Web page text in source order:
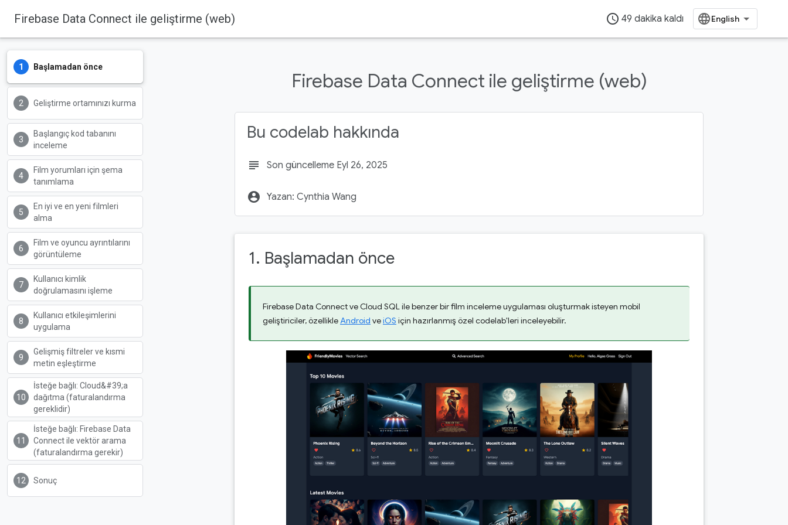
Firebase Data Connect ile geliştirme (web) access_time 49 dakika kaldı
Başlamadan önce
Geliştirme ortamınızı kurma
Başlangıç kod tabanını
inceleme
Film yorumları için şema
tanımlama
En iyi ve en yeni filmleri
alma
Film ve oyuncu ayrıntılarını
görüntüleme
Kullanıcı kimlik
doğrulamasını işleme
Kullanıcı etkileşimlerini
uygulama
Gelişmiş filtreler ve kısmi
metin eşleştirme
İsteğe bağlı: Cloud&#39;a
dağıtma (faturalandırma
gereklidir)
İsteğe bağlı: Firebase Data
Connect ile vektör arama
(faturalandırma gerekir)
Sonuç
Firebase Data Connect ile geliştirme (web)
Bu codelab hakkında
subject Son güncelleme Eyl 26, 2025
account_circle Yazan: Cynthia Wang
1. Başlamadan önce
Firebase Data Connect ve Cloud SQL ile benzer bir film inceleme uygulaması oluşturmak isteyen mobil
geliştiriciler, özellikleAndroid veiOS için hazırlanmış özel codelab'leri inceleyebilir.